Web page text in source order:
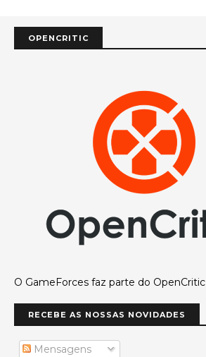
OPENCRITIC
O GameForces faz parte do OpenCritic
RECEBE AS NOSSAS NOVIDADES
Mensagens